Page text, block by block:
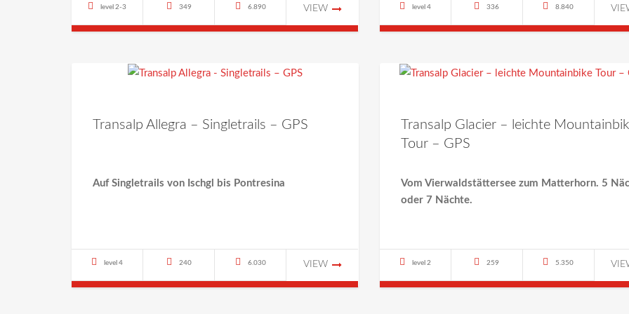
level 2-3 349 6.890 VIEW level 4 336 8.840
Transalp Allegra – Singletrails – GPS
Auf Singletrails von Ischgl bis Pontresina
level 4 240 6.030 VIEW
Transalp Glacier – leichte
Tour – GPS
Vom Vierwaldstättersee zum Matterhorn. 5
oder 7 Nächte.
level 2 259 5.350